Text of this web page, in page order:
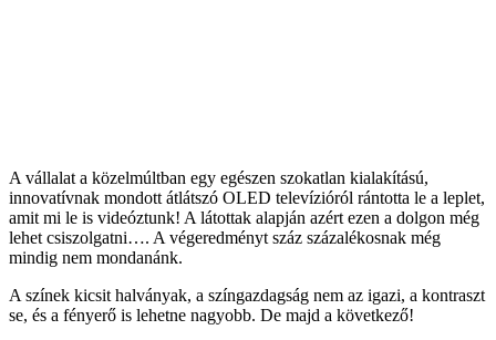
A vállalat a közelmúltban egy egészen szokatlan kialakítású,
innovatívnak mondott átlátszó OLED televízióról rántotta le a leplet,
amit mi le is videóztunk! A látottak alapján azért ezen a dolgon még
lehet csiszolgatni…. A végeredményt száz százalékosnak még
mindig nem mondanánk.
A színek kicsit halványak, a színgazdagság nem az igazi, a kontraszt
se, és a fényerő is lehetne nagyobb. De majd a következő!